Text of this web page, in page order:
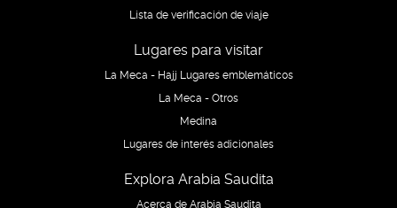
Lista de verificación de viaje
Lugares para visitar
La Meca - Hajj Lugares emblemáticos
La Meca - Otros
Medina
Lugares de interés adicionales
Explora Arabia Saudita
Acerca de Arabia Saudita